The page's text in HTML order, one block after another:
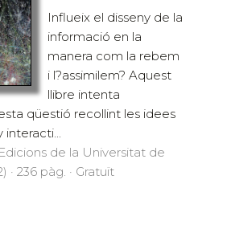
Influeix el disseny de la
informació en la
manera com la rebem
i l?assimilem? Aquest
llibre intenta
qüestió recollint les idees
interacti...
de la Universitat de
· 236 pàg. · Gratuït